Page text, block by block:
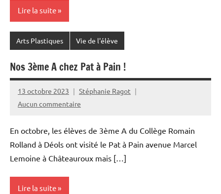
Lire la suite
Arts Plastiques Vie de l'élève
Nos 3ème A chez Pat à Pain !
13 octobre 2023
Stéphanie Ragot
Aucun commentaire
En octobre, les élèves de 3ème A du Collège Romain
Rolland à Déols ont visité le Pat à Pain avenue Marcel
Lemoine à Châteauroux mais […]
Lire la suite